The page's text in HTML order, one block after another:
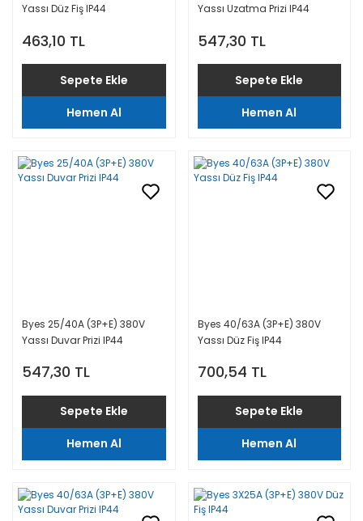
Yassı Düz Fiş IP44
463,10 TL
Sepete Ekle
Hemen Al
Yassı Uzatma Prizi IP44
547,30 TL
Sepete Ekle
Hemen Al
Byes 25/40A (3P+E) 380V
Yassı Duvar Prizi IP44
547,30 TL
Sepete Ekle
Hemen Al
Byes 40/63A (3P+E) 380V
Yassı Düz Fiş IP44
700,54 TL
Sepete Ekle
Hemen Al